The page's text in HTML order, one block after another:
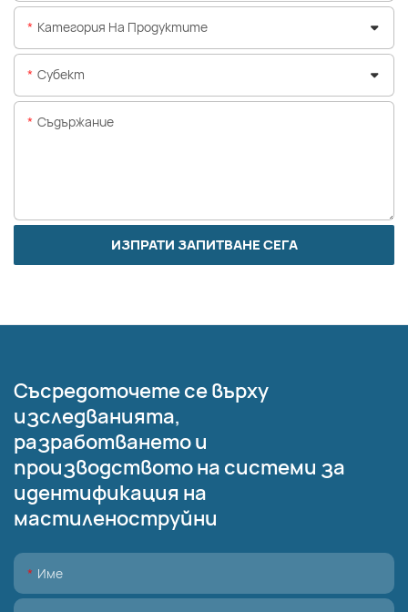
Категория На Продуктите
Субект
Съдържание
ИЗПРАТИ ЗАПИТВАНЕ СЕГА
Съсредоточете се върху
изследванията,
разработването и
производството на системи за
идентификация на
мастиленоструйни
Име